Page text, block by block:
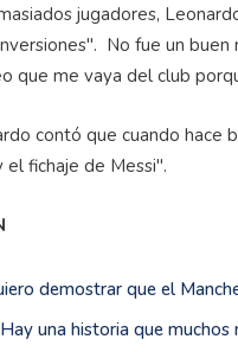
jugadores,
No fue un
que me vaya del club
contó que cuando hace
fichaje de Messi".
demostrar que el
una historia que